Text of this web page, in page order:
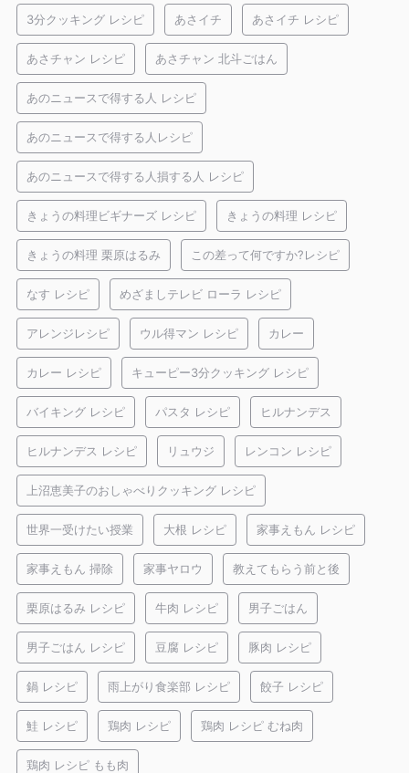
3分クッキング レシピ あさイチ あさイチ レシピ
あさチャン レシピ あさチャン 北斗ごはん
あのニュースで得する人 レシピ
あのニュースで得する人レシピ
あのニュースで得する人損する人 レシピ
きょうの料理ビギナーズ レシピ きょうの料理 レシピ
きょうの料理 栗原はるみ この差って何ですか?レシピ
なす レシピ めざましテレビ ローラ レシピ
アレンジレシピ ウル得マン レシピ カレー
カレー レシピ キューピー3分クッキング レシピ
バイキング レシピ パスタ レシピ ヒルナンデス
ヒルナンデス レシピ リュウジ レンコン レシピ
上沼恵美子のおしゃべりクッキング レシピ
世界一受けたい授業 大根 レシピ 家事えもん レシピ
家事えもん 掃除 家事ヤロウ 教えてもらう前と後
栗原はるみ レシピ 牛肉 レシピ 男子ごはん
男子ごはん レシピ 豆腐 レシピ 豚肉 レシピ
鍋 レシピ 雨上がり食楽部 レシピ 餃子 レシピ
鮭 レシピ 鶏肉 レシピ 鶏肉 レシピ むね肉
鶏肉 レシピ もも肉